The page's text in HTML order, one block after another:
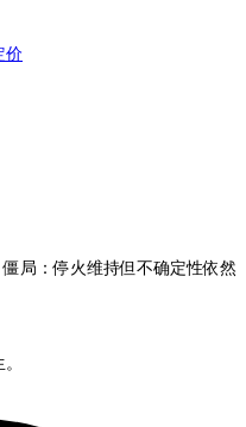
价
局：停火维持但不确定性依然